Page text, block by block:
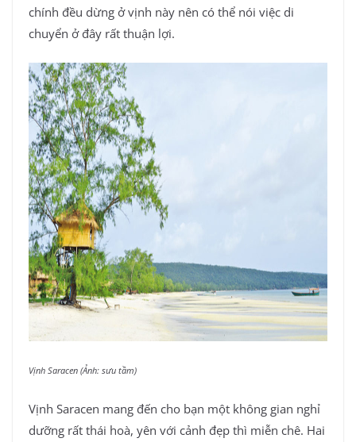
chính đều dừng ở vịnh này nên có thể nói việc di
chuyển ở đây rất thuận lợi.
Vịnh Saracen (Ảnh: sưu tầm)
Vịnh Saracen mang đến cho bạn một không gian nghỉ
dưỡng rất thái hoà, yên với cảnh đẹp thì miễn chê. Hai